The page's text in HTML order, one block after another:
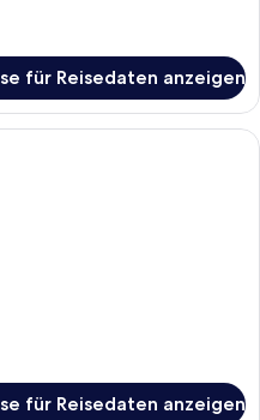
für Reisedaten anzeigen
Ein modernes Hotelzimmer mit
für Reisedaten anzeigen